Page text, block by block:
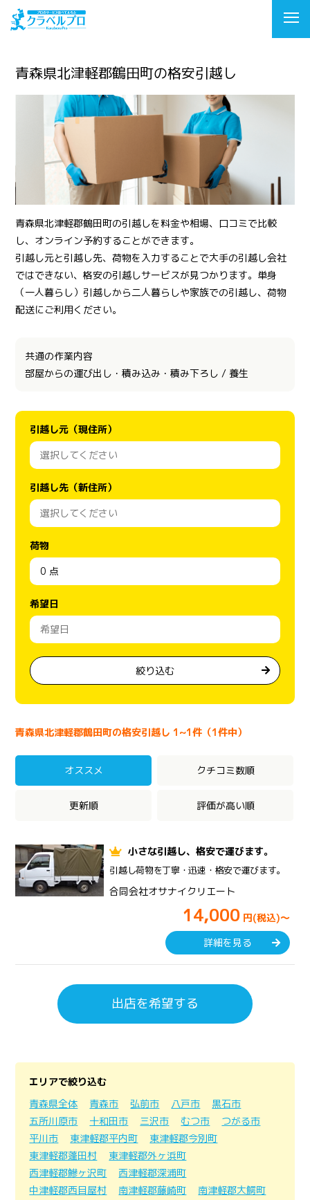
青森県北津軽郡鶴田町の格安引越し
青森県北津軽郡鶴田町の引越しを料金や相場、口コミで比較
し、オンライン予約することができます。
引越し元と引越し先、荷物を入力することで大手の引越し会社
ではできない、格安の引越しサービスが見つかります。単身
（一人暮らし）引越しから二人暮らしや家族での引越し、荷物
配送にご利用ください。
共通の作業内容
部屋からの運び出し・積み込み・積み下ろし / 養生
引越し元（現住所）
引越し先（新住所）
荷物
希望日
絞り込む
青森県北津軽郡鶴田町の格安引越し 1~1件（1件中）
オススメ クチコミ数順
更新順 評価が高い順
小さな引越し、格安で運びます。
引越し荷物を丁寧・迅速・格安で運びます。
合同会社オサナイクリエート
14,000 円(税込)～
詳細を見る
出店を希望する
エリアで絞り込む
青森県全体
青森市 弘前市 八戸市
黒石市
五所川原市
十和田市 三沢市 むつ市
つがる市
平川市
東津軽郡平内町
東津軽郡今別町
東津軽郡蓬田村
東津軽郡外ヶ浜町
西津軽郡鰺ヶ沢町
西津軽郡深浦町
中津軽郡西目屋村
南津軽郡藤崎町
南津軽郡大鰐町